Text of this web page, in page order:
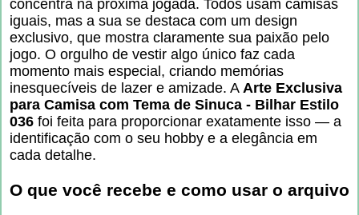
concentra na próxima jogada. Todos usam camisas
iguais, mas a sua se destaca com um design
exclusivo, que mostra claramente sua paixão pelo
jogo. O orgulho de vestir algo único faz cada
momento mais especial, criando memórias
inesquecíveis de lazer e amizade. A Arte Exclusiva
para Camisa com Tema de Sinuca - Bilhar Estilo
036 foi feita para proporcionar exatamente isso — a
identificação com o seu hobby e a elegância em
cada detalhe.
O que você recebe e como usar o arquivo